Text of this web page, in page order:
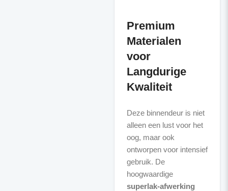
Premium
Materialen
voor
Langdurige
Kwaliteit
Deze binnendeur is niet
alleen een lust voor het
oog, maar ook
ontworpen voor intensief
gebruik. De
hoogwaardige
superlak-afwerking